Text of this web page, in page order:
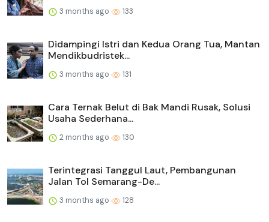
3 months ago 133
Didampingi Istri dan Kedua Orang Tua, Mantan
Mendikbudristek...
3 months ago 131
Cara Ternak Belut di Bak Mandi Rusak, Solusi
Usaha Sederhana...
2 months ago 130
Terintegrasi Tanggul Laut, Pembangunan
Jalan Tol Semarang-De...
3 months ago 128